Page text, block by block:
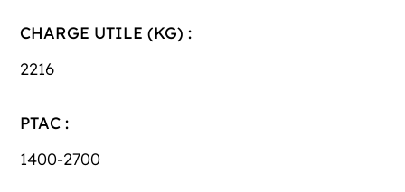
CHARGE UTILE (KG) :
2216
PTAC :
1400-2700